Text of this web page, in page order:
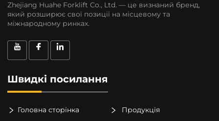
Zhejiang Huahe Forklift Co., Ltd. — це визнаний бренд,
який розширює свої позиції на місцевому та
міжнародному ринках.
Швидкі посилання
Головна сторінка Продукція